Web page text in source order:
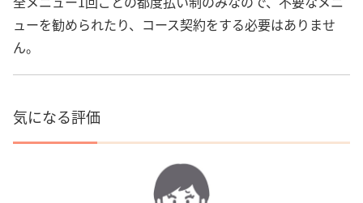
ューを勧められたり、コース契約をする必要はありませ
ん。
気になる評価